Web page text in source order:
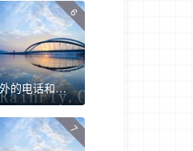
6
如何接收国外的电话和短信验证
7